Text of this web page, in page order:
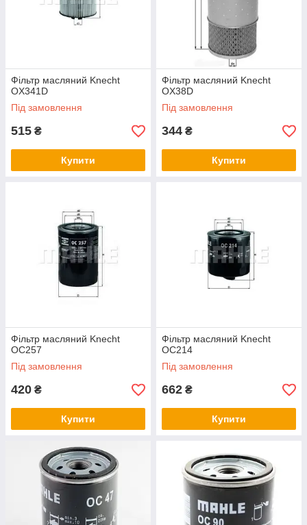
Фільтр масляний Knecht
OX341D
Під замовлення
515 ₴
Купити
Фільтр масляний Knecht
OX38D
Під замовлення
344 ₴
Купити
Фільтр масляний Knecht
OC257
Під замовлення
420 ₴
Купити
Фільтр масляний Knecht
OC214
Під замовлення
662 ₴
Купити